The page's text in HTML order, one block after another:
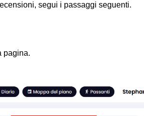
segui i passaggi seguenti.
pagina.